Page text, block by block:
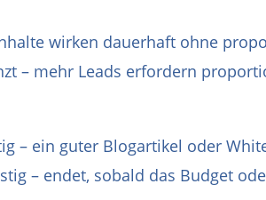
wirken dauerhaft ohne
– mehr Leads erfordern
– ein guter Blogartikel oder
– endet, sobald das Budget